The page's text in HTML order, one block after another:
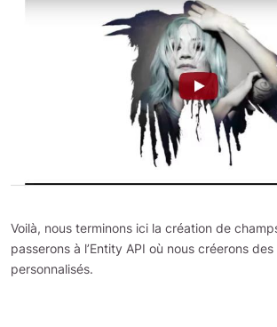
Voilà, nous terminons ici la création de
passerons à l’Entity API où nous créerons
personnalisés.